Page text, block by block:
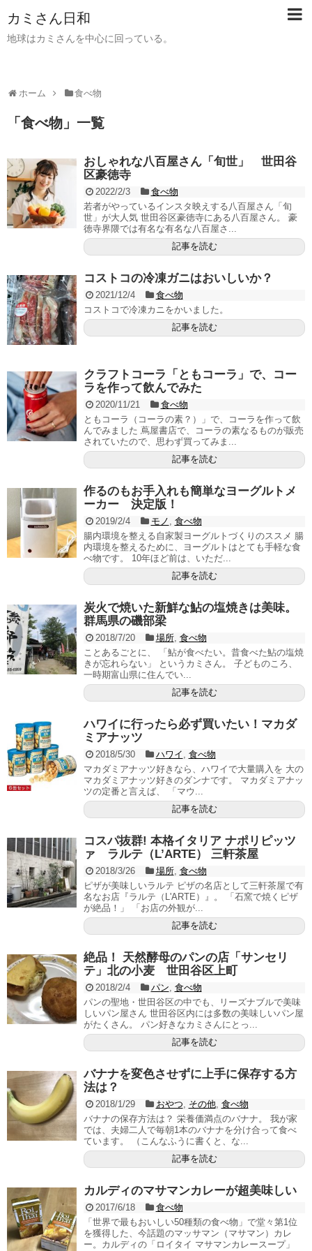
カミさん日和
地球はカミさんを中心に回っている。
ホーム 食べ物
「 食べ物 」 一覧
おしゃれな八百屋さん「旬世」 世田谷
区豪徳寺
2022/2/3
食べ物
若者がやっているインスタ映えする八百屋さん「旬
世」が大人気 世田谷区豪徳寺にある八百屋さん。 豪
徳寺界隈では有名な有名な八百屋さ...
記事を読む
コストコの冷凍ガニはおいしいか？
2021/12/4
食べ物
コストコで冷凍カニをかいました。
記事を読む
クラフトコーラ「ともコーラ」で、コー
ラを作って飲んでみた
2020/11/21
食べ物
ともコーラ（コーラの素？）」で、コーラを作って飲
んでみました 蔦屋書店で、コーラの素なるものが販売
されていたので、思わず買ってみま...
記事を読む
作るのもお手入れも簡単なヨーグルトメ
ーカー 決定版！
2019/2/4 モノ , 食べ物
腸内環境を整える自家製ヨーグルトづくりのススメ 腸
内環境を整えるために、ヨーグルトはとても手軽な食
べ物です。 10年ほど前は、いただ...
記事を読む
炭火で焼いた新鮮な鮎の塩焼きは美味。
群馬県の磯部梁
2018/7/20 場所, 食べ物
ことあるごとに、 「鮎が食べたい。昔食べた鮎の塩焼
きが忘れらない」 というカミさん。 子どものころ、
一時期富山県に住んでい...
記事を読む
ハワイに行ったら必ず買いたい！マカダ
ミアナッツ
2018/5/30 ハワイ , 食べ物
マカダミアナッツ好きなら、ハワイで大量購入を 大の
マカダミアナッツ好きのダンナです。 マカダミアナッ
ツの定番と言えば、 「マウ...
記事を読む
コスパ抜群! 本格イタリア ナポリピッツ
ァ ラルテ（L’ARTE） 三軒茶屋
2018/3/26 場所, 食べ物
ピザが美味しいラルテ ピザの名店として三軒茶屋で有
名なお店『ラルテ（L'ARTE）』。 「石窯で焼くピザ
が絶品！」 「お店の外観が...
記事を読む
絶品！ 天然酵母のパンの店「サンセリ
テ」北の小麦 世田谷区上町
2018/2/4 パン, 食べ物
パンの聖地・世田谷区の中でも、リーズナブルで美味
しいパン屋さん 世田谷区内には多数の美味しいパン屋
がたくさん。 パン好きなカミさんにとっ...
記事を読む
バナナを変色させずに上手に保存する方
法は？
2018/1/29 おやつ, その他, 食べ物
バナナの保存方法は？ 栄養価満点のバナナ。 我が家
では、夫婦二人で毎朝1本のバナナを分け合って食べ
ています。 （こんなふうに書くと、な...
記事を読む
カルディのマサマンカレーが超美味しい
2017/6/18
食べ物
「世界で最もおいしい50種類の食べ物」で堂々第1位
を獲得した、今話題のマッサマン（マサマン）カレ
ー。カルディの「ロイタイ マサマンカレースープ」